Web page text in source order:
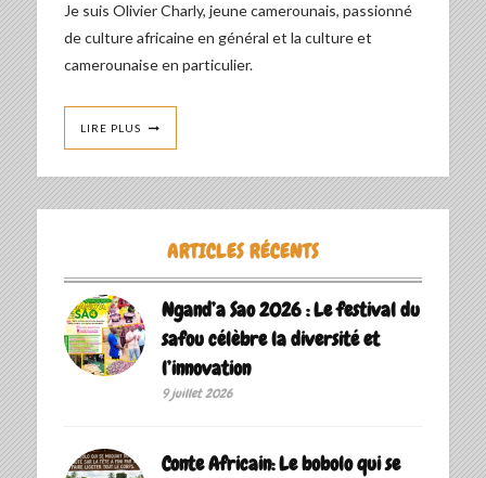
Je suis Olivier Charly, jeune camerounais, passionné
de culture africaine en général et la culture et
camerounaise en particulier.
LIRE PLUS
ARTICLES RÉCENTS
Ngand’a Sao 2026 : Le festival du
safou célèbre la diversité et
l’innovation
9 juillet 2026
Conte Africain: Le bobolo qui se